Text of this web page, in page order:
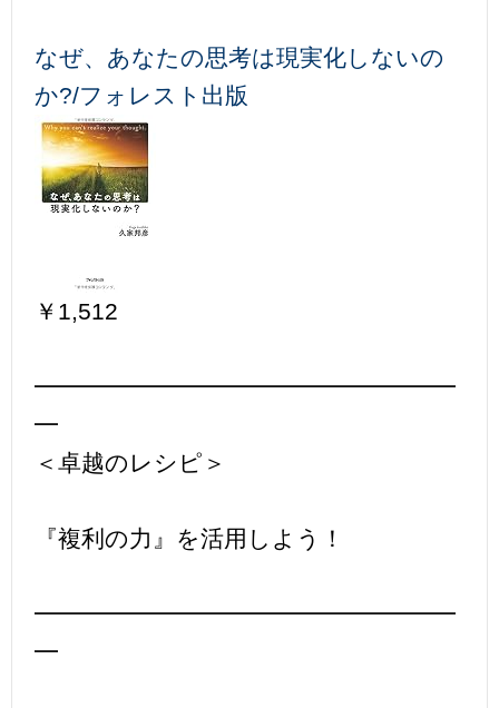
なぜ、あなたの思考は現実化しないの
か?/フォレスト出版
￥1,512
━━━━━━━━━━━━━━━━━━
━
＜卓越のレシピ＞
『複利の力』を活用しよう！
━━━━━━━━━━━━━━━━━━
━